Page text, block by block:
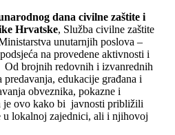
dana civilne zaštite i
Hrvatske, Služba civilne zaštite
unutarnjih poslova –
na provedene aktivnosti i
brojnih redovnih i izvanrednih
edukacije građana i
obveznika, pokazne i
je ovo kako bi javnosti približili
u lokalnoj zajednici, ali i njihovoj